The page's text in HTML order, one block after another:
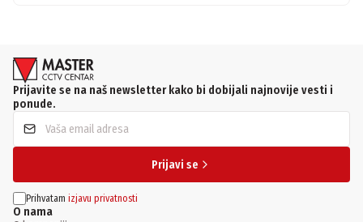
Prijavite se na naš newsletter kako bi dobijali najnovije vesti i
ponude.
Prijavi se
Prihvatam izjavu privatnosti
O nama